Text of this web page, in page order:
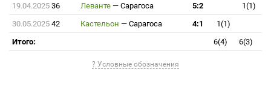
19.04.2025 36 Леванте — Сарагоса 5:2
1(1)
30.05.2025 42 Кастельон — Сарагоса 4:1
1(1)
Итого:
6(4) 6(3)
? Условные обозначения